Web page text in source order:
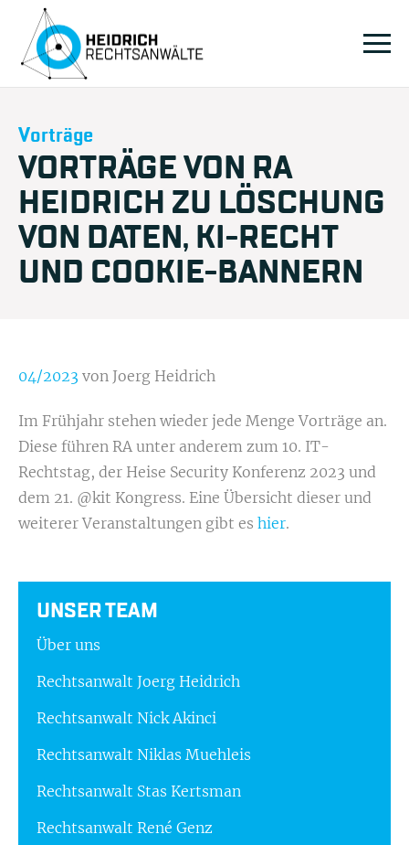
Vorträge
VORTRÄGE VON RA
HEIDRICH ZU LÖSCHUNG
VON DATEN, KI-RECHT
UND COOKIE-BANNERN
04/2023 von Joerg Heidrich
Im Frühjahr stehen wieder jede Menge Vorträge an.
Diese führen RA unter anderem zum 10. IT-
Rechtstag, der Heise Security Konferenz 2023 und
dem 21. @kit Kongress. Eine Übersicht dieser und
weiterer Veranstaltungen gibt es hier.
UNSER TEAM
Über uns
Rechtsanwalt Joerg Heidrich
Rechtsanwalt Nick Akinci
Rechtsanwalt Niklas Muehleis
Rechtsanwalt Stas Kertsman
Rechtsanwalt René Genz